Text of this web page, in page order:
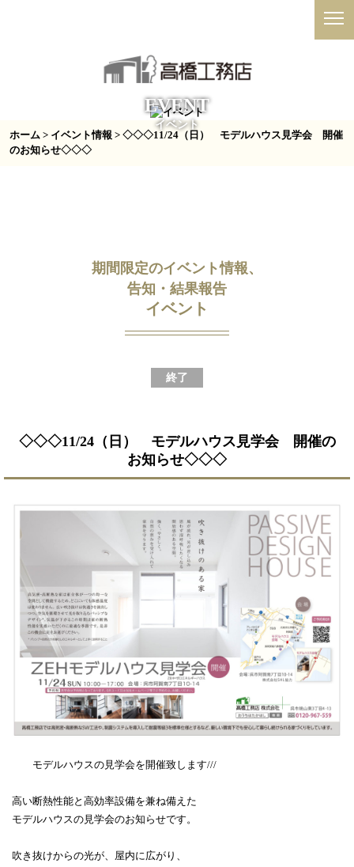
EVENT
イベント
ホーム > イベント情報 > ◇◇◇11/24（日） モデルハウス見学会 開催
のお知らせ◇◇◇
期間限定のイベント情報、
告知・結果報告
イベント
終了
◇◇◇11/24（日） モデルハウス見学会 開催の
お知らせ◇◇◇
モデルハウスの見学会を開催致します///
高い断熱性能と高効率設備を兼ね備えた
モデルハウスの見学会のお知らせです。
吹き抜けからの光が、屋内に広がり、